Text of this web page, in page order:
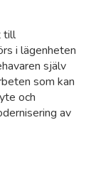
till
i lägenheten
själv
som kan
och
av